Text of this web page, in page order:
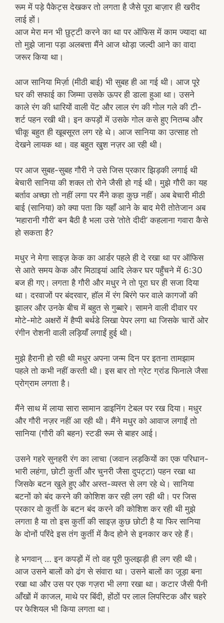
रूम में पड़े पैकेट्स देखकर तो लगता है जैसे पूरा बाज़ार ही खरीद
लाई हों।
आज मेरा मन भी छुट्टी करने का था पर ऑफिस में काम ज्यादा था
तो मुझे जाना पड़ा अलबत्ता मैंने आज थोड़ा जल्दी आने का वादा
जरूर किया था।
आज सानिया मिर्ज़ा (मीठी बाई) भी सुबह ही आ गई थी। आज पूरे
घर की सफाई का जिम्मा उसके ऊपर ही डाला हुआ था। उसने
काले रंग की धारियों वाली पेंट और लाल रंग की गोल गले की टी-
शर्ट पहन रखी थी। इन कपड़ों में उसके गोल कसे हुए नितम्ब और
चीकू बहुत ही खूबसूरत लग रहे थे। आज सानिया का उत्साह तो
देखने लायक था। वह बहुत खुश नज़र आ रही थी।
पर आज सुबह-सुबह गौरी ने उसे जिस प्रकार झिड़की लगाई थी
बेचारी सानिया की शक्ल तो रोने जैसी हो गई थी। मुझे गौरी का यह
बर्ताव अच्छा तो नहीं लगा पर मैंने कहा कुछ नहीं। अब बेचारी मीठी
बाई (सानिया) को क्या पता कि यहाँ आने के बाद मेरी तोतेजान अब
‘महारानी गौरी’ बन बैठी है भला उसे ‘तोते दीदी’ कहलाना गवारा कैसे
हो सकता है?
मधुर ने मेगा साइज़ केक का आर्डर पहले ही दे रखा था पर ऑफिस
से आते समय केक और मिठाइयां आदि लेकर घर पहुँचने में 6:30
बज ही गए। लगता है गौरी और मधुर ने तो पूरा घर ही सजा दिया
था। दरवाजों पर बंदरवार, हॉल में रंग बिरंगे फर वाले कागजों की
झालर और उनके बीच में बहुत से गुब्बारे। सामने वाली दीवार पर
मोटे-मोटे अक्षरों में हैप्पी बर्थडे लिखा पेपर लगा था जिसके चारों ओर
रंगीन रोशनी वाली लड़ियाँ लगाईं हुई थी।
मुझे हैरानी हो रही थी मधुर अपना जन्म दिन पर इतना तामझाम
पहले तो कभी नहीं करती थी। इस बार तो ग्रेट ग्रांड फिनाले जैसा
प्रोग्राम लगता है।
मैंने साथ में लाया सारा सामान डाइनिंग टेबल पर रख दिया। मधुर
और गौरी नज़र नहीं आ रही थी। मैंने मधुर को आवाज लगाईं तो
सानिया (गौरी की बहन) स्टडी रूम से बाहर आई।
उसने गहरे सुनहरी रंग का लाचा (जवान लड़कियों का एक परिधान-
भारी लहंगा, छोटी कुर्ती और चुनरी जैसा दुपट्टा) पहन रखा था
जिसके बटन खुले हुए और अस्त-व्यस्त से लग रहे थे। सानिया
बटनों को बंद करने की कोशिश कर रही लग रही थी। पर जिस
प्रकार वो कुर्ती के बटन बंद करने की कोशिश कर रही थी मुझे
लगता है या तो इस कुर्ती की साइज़ कुछ छोटी है या फिर सानिया
के दोनों परिंदे इस तंग कुर्ती में कैद होने से इनकार कर रहे हैं।
हे भगवान् … इन कपड़ों में तो वह पूरी फुलझड़ी ही लग रही थी।
आज उसने बालों को ढंग से संवारा था। उसने बालों का जूड़ा बना
रखा था और उस पर एक गज़रा भी लगा रखा था। कटार जैसी पैनी
आँखों में काजल, माथे पर बिंदी, होंठों पर लाल लिपस्टिक और चहरे
पर फेशियल भी किया लगता था।